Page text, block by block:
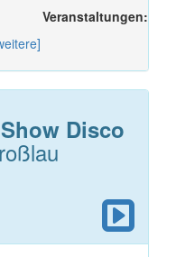
Veranstaltungen:
Disco